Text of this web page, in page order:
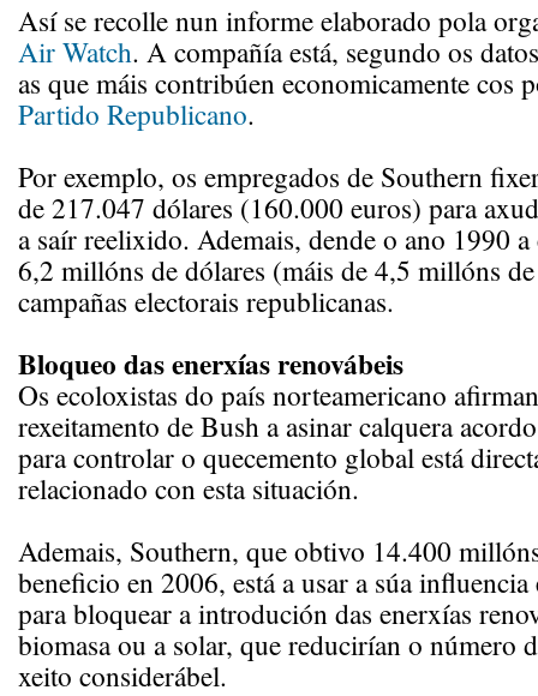
Así se recolle nun informe elaborado pola
Air Watch. A compañía está, segundo os
as que máis contribúen economicamente cos
Partido Republicano.
Por exemplo, os empregados de Southern
de 217.047 dólares (160.000 euros) para
a saír reelixido. Ademais, dende o ano 1990 a
6,2 millóns de dólares (máis de 4,5 millóns
campañas electorais republicanas.
Bloqueo das enerxías renovábeis
Os ecoloxistas do país norteamericano
rexeitamento de Bush a asinar calquera
para controlar o quecemento global está
relacionado con esta situación.
Ademais, Southern, que obtivo 14.400
beneficio en 2006, está a usar a súa
para bloquear a introdución das enerxías
biomasa ou a solar, que reducirían o número
xeito considerábel.